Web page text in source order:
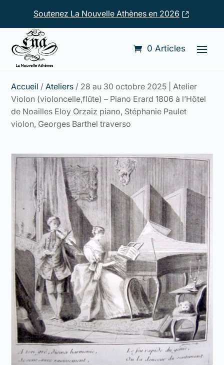
Soutenez La Nouvelle Athènes en 2026
0 Articles
Accueil / Ateliers / 28 au 30 octobre 2025 | Atelier
Violon (violoncelle,flûte) – Piano Erard 1806 à l’Hôtel
de Noailles Eloy Orzaiz piano, Stéphanie Paulet
violon, Georges Barthel traverso